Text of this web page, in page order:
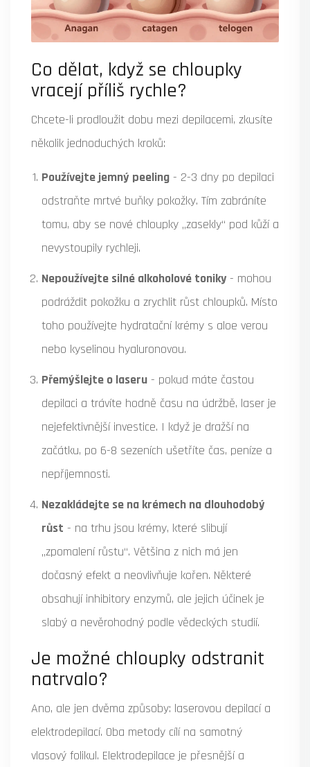
Co dělat, když se chloupky
vracejí příliš rychle?
Chcete-li prodloužit dobu mezi depilacemi, zkusíte
několik jednoduchých kroků:
Používejte jemný peeling - 2-3 dny po depilaci
odstraňte mrtvé buňky pokožky. Tím zabráníte
tomu, aby se nové chloupky „zasekly“ pod kůží a
nevystoupily rychleji.
Nepoužívejte silné alkoholové toniky - mohou
podráždit pokožku a zrychlit růst chloupků. Místo
toho používejte hydratační krémy s aloe verou
nebo kyselinou hyaluronovou.
Přemýšlejte o laseru - pokud máte častou
depilaci a trávíte hodně času na údržbě, laser je
nejefektivnější investice. I když je dražší na
začátku, po 6-8 sezeních ušetříte čas, peníze a
nepříjemnosti.
Nezakládejte se na krémech na dlouhodobý
růst - na trhu jsou krémy, které slibují
„zpomalení růstu“. Většina z nich má jen
dočasný efekt a neovlivňuje kořen. Některé
obsahují inhibitory enzymů, ale jejich účinek je
slabý a nevěrohodný podle vědeckých studií.
Je možné chloupky odstranit
natrvalo?
Ano, ale jen dvěma způsoby: laserovou depilací a
elektrodepilací. Oba metody cílí na samotný
vlasový folikul. Elektrodepilace je přesnější a